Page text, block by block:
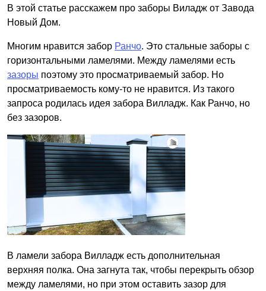
В этой статье расскажем про заборы Виладж от Завода
Новый Дом.
Многим нравится забор Ранчо. Это стальные заборы с
горизонтальными ламелями. Между ламелями есть
зазоры поэтому это просматриваемый забор. Но
просматриваемость кому-то не нравится. Из такого
запроса родилась идея забора Вилладж. Как Ранчо, но
без зазоров.
В ламели забора Вилладж есть дополнительная
верхняя полка. Она загнута так, чтобы перекрыть обзор
между ламелями, но при этом оставить зазор для